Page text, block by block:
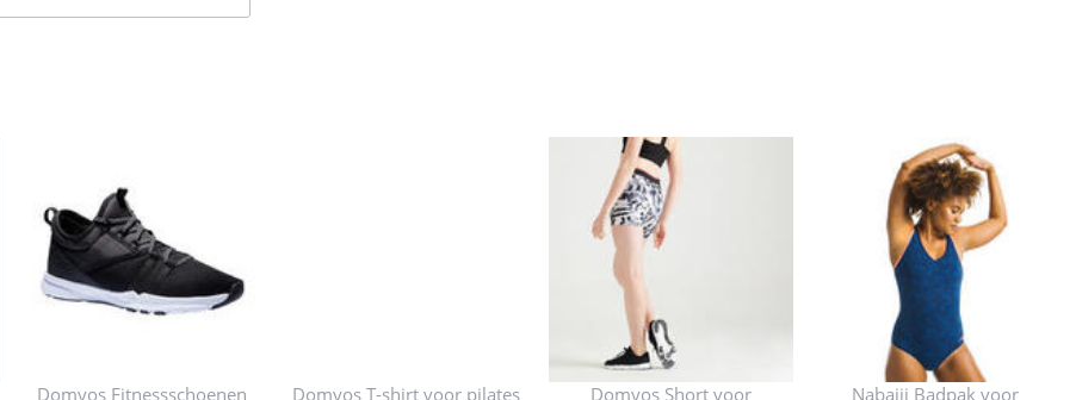
Domyos Fitnessschoenen
Domyos T-shirt voor pilates
Domyos Short voor
Nabaiji Badpak voor